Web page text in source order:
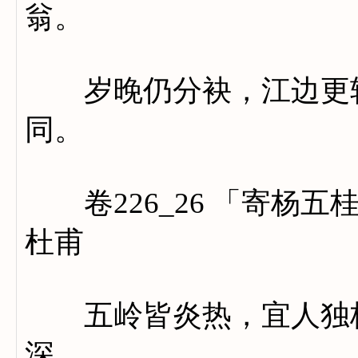
翁。
岁晚仍分袂，江边更
同。
卷226_26 「寄杨五桂
杜甫
五岭皆炎热，宜人独